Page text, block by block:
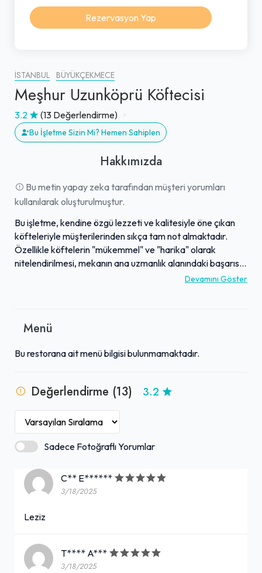
İSTANBUL BÜYÜKÇEKMECE
Meşhur Uzunköprü Köftecisi
3.2 (13 Değerlendirme)
Bu İşletme Sizin Mi? Hemen Sahiplen
Hakkımızda
Bu metin yapay zeka tarafından müşteri yorumları
kullanılarak oluşturulmuştur.
Bu işletme, kendine özgü lezzeti ve kalitesiyle öne çıkan
köfteleriyle müşterilerinden sıkça tam not almaktadır.
Özellikle köftelerin "mükemmel" ve "harika" olarak
nitelendirilmesi, mekanın ana uzmanlık alanındaki başarısını
vurgulamaktadır. Misafirler, sunulan hizmetin ilgi alakası ve
müşteri memnuniyetini artıran önemli faktörler arasında
bu mekan, lezzetli ve hesaplı bir yemek deneyimi sunmayı
Devamını Göster
Menü
Bu restorana ait menü bilgisi bulunmamaktadır.
Değerlendirme (13) 3.2
Sadece Fotoğraflı Yorumlar
C** E******
3/18/2025
Leziz
T**** A***
3/18/2025
Rezervasyon Yap